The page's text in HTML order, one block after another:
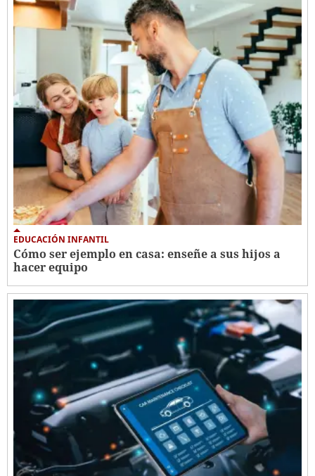
EDUCACIÓN INFANTIL
Cómo ser ejemplo en casa: enseñe a sus hijos a
hacer equipo